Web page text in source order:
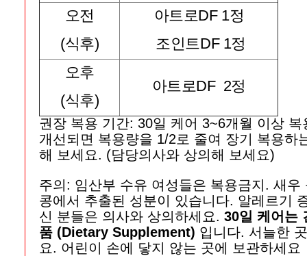
오전
(식후)
아트로DF 1정
조인트DF 1정
오후
(식후)
아트로DF 2정
권장 복용 기간: 30일 케어 3~6개월 이상 복
개선되면 복용량을 1/2로 줄여 장기 복용하
해 보세요. (담당의사와 상의해 보세요)
주의: 임산부 수유 여성들은 복용금지. 새우
콩에서 추출된 성분이 있습니다. 알레르기
신 분들은 의사와 상의하세요.30일 케어는
품 (Dietary Supplement) 입니다. 서늘한
요. 어린이 손에 닿지 않는 곳에 보관하세요